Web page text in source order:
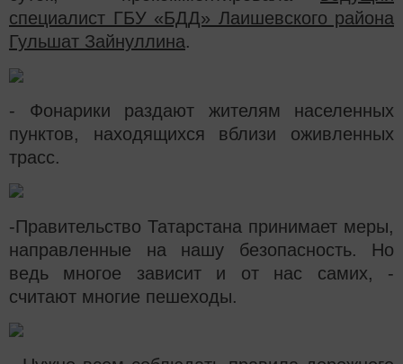
специалист ГБУ «БДД» Лаишевского района
Гульшат Зайнуллина.
- Фонарики раздают жителям населенных
пунктов, находящихся вблизи оживленных
трасс.
-Правительство Татарстана принимает меры,
направленные на нашу безопасность. Но
ведь многое зависит и от нас самих, -
считают многие пешеходы.